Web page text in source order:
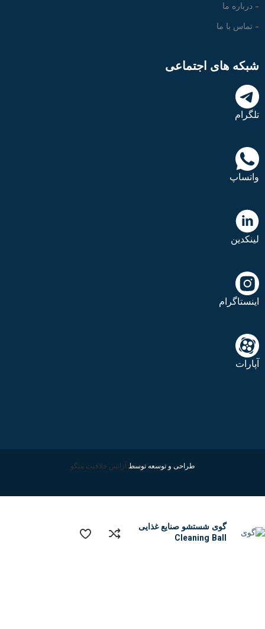
- درباره ما
- تماس با ما
شبکه های اجتماعی
تلگرام
واتساپ
لینکدین
اینستاگرام
آپارات
طراحی و توسعه توسط آژانس خلاقیت منگو
گوی شستشو صنایع غذایی
Cleaning Ball